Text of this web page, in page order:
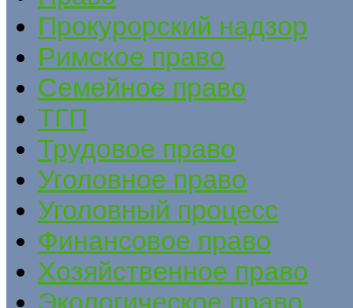
Прокурорский надзор
Римское право
Семейное право
ТГП
Трудовое право
Уголовное право
Уголовный процесс
Финансовое право
Хозяйственное право
Экологическое право